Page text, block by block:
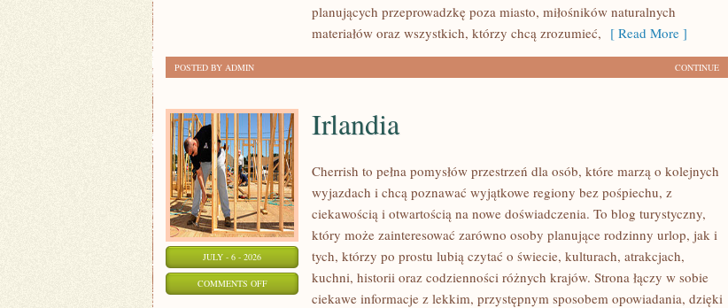
planujących przeprowadzkę poza miasto, miłośników naturalnych
materiałów oraz wszystkich, którzy chcą zrozumieć, [ Read More ]
CONTINUE
POSTED BY ADMIN
JULY - 6 - 2026
COMMENTS OFFON
Irlandia
Cherrish to pełna pomysłów przestrzeń dla osób, które marzą o kolejnych
wyjazdach i chcą poznawać wyjątkowe regiony bez pośpiechu, z
ciekawością i otwartością na nowe doświadczenia. To blog turystyczny,
który może zainteresować zarówno osoby planujące rodzinny urlop, jak i
tych, którzy po prostu lubią czytać o świecie, kulturach, atrakcjach,
kuchni, historii oraz codzienności różnych krajów. Strona łączy w sobie
ciekawe informacje z lekkim, przystępnym sposobem opowiadania, dzięki